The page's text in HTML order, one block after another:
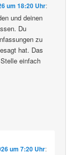
um 18:20 Uhr:
und deinen
Du
zu
hat. Das
einfach
um 7:20 Uhr: